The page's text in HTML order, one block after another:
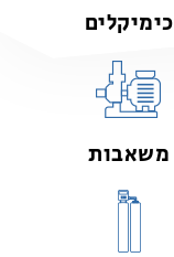
כימיקלים
משאבות